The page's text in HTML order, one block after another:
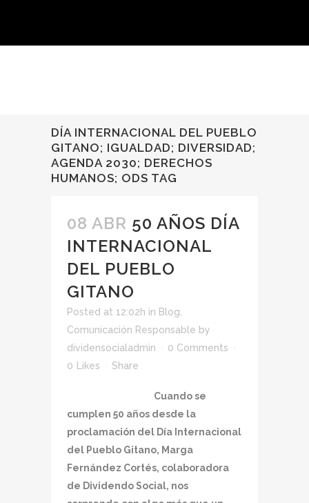
DÍA INTERNACIONAL DEL PUEBLO
GITANO; IGUALDAD; DIVERSIDAD;
AGENDA 2030; DERECHOS
HUMANOS; ODS TAG
08 ABR 50 AÑOS DÍA
INTERNACIONAL
DEL PUEBLO
GITANO
Posted at 12:02h in Blog
Comunicación Responsable by
dividensocialadmin
0 Comments
0
Likes Share
Cuando se
cumplen 50 años desde la
proclamación del Día Internacional
del Pueblo Gitano, Marga
Fernández Cortés, colaboradora
de Dividendo Social, nos